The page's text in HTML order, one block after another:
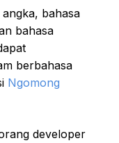
bahasa
bahasa
berbahasa
Ngomong
developer